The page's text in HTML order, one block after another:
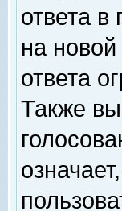
ответа
на
ответа
Также вы